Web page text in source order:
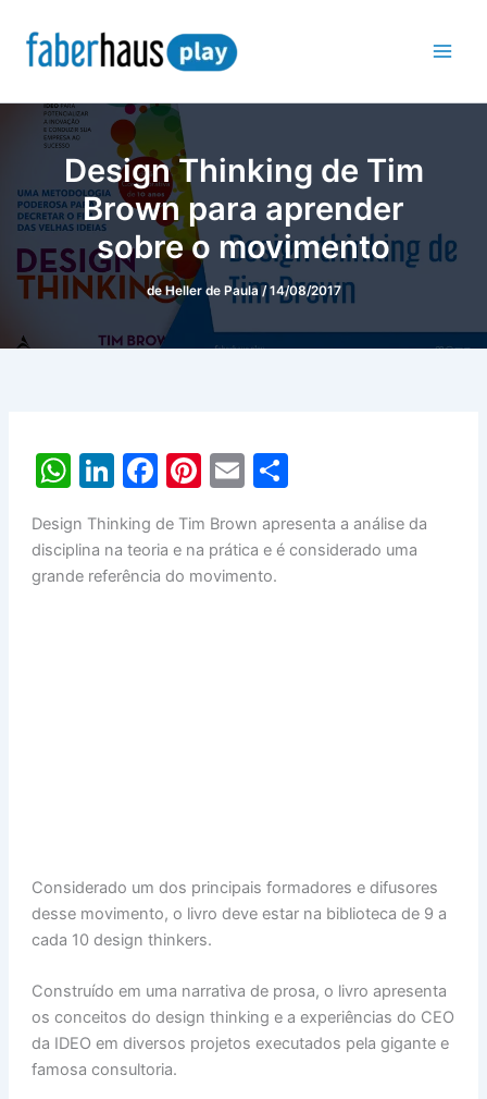
para
Design Thinking de Tim
Brown para aprender
sobre o movimento
de Heller de Paula/14/08/2017
W
at
s
Li
k
e
F
c
e
Pi
er
e
E
ai
l
ar
Design Thinking de Tim Brown apresenta a análise da
disciplina na teoria e na prática e é considerado uma
grande referência do movimento.
Considerado um dos principais formadores e difusores
desse movimento, o livro deve estar na biblioteca de 9 a
cada 10 design thinkers.
Construído em uma narrativa de prosa, o livro apresenta
os conceitos do design thinking e a experiências do CEO
da IDEO em diversos projetos executados pela gigante e
famosa consultoria.